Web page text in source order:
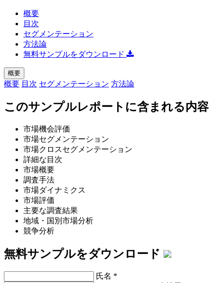
概要
目次
セグメンテーション
方法論
無料サンプルをダウンロード
概要
概要 目次 セグメンテーション 方法論
このサンプルレポートに含まれる内容
市場機会評価
市場セグメンテーション
市場クロスセグメンテーション
詳細な目次
市場概要
調査手法
市場ダイナミクス
市場評価
主要な調査結果
地域・国別市場分析
競争分析
無料サンプルをダウンロード
氏名 *